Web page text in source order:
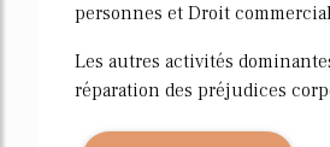
personnes et Droit
Les autres activités
réparation des préjudices